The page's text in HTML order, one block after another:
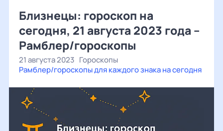
Близнецы: гороскоп на
сегодня, 21 августа 2023 года –
Рамблер/гороскопы
21 августа 2023 Гороскопы
Рамблер/гороскопы для каждого знака на сегодня